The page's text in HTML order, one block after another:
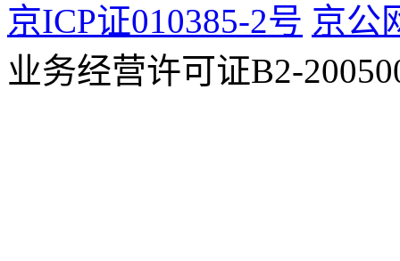
京ICP证010385-2号 京公
业务经营许可证B2-